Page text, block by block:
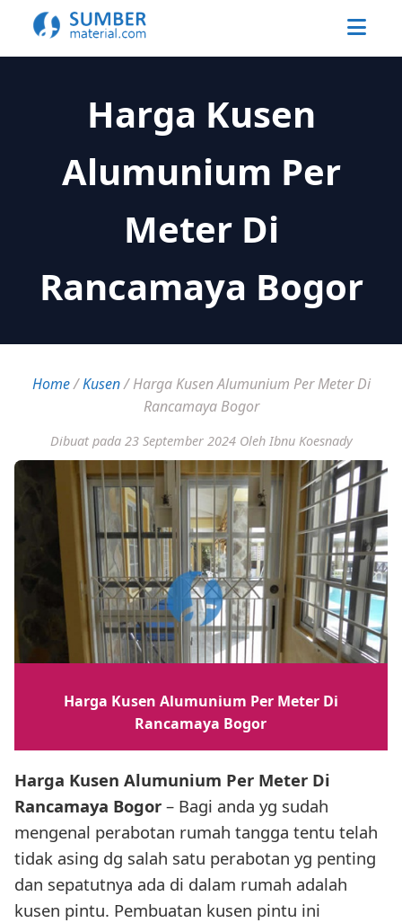
Harga Kusen
Alumunium Per
Meter Di
Rancamaya Bogor
Home/Kusen/Harga Kusen Alumunium Per Meter Di
Rancamaya Bogor
Dibuat pada 23 September 2024 Oleh Ibnu Koesnady
Harga Kusen Alumunium Per Meter Di
Rancamaya Bogor
Harga Kusen Alumunium Per Meter Di
Rancamaya Bogor – Bagi anda yg sudah
mengenal perabotan rumah tangga tentu telah
tidak asing dg salah satu perabotan yg penting
dan sepatutnya ada di dalam rumah adalah
kusen pintu. Pembuatan kusen pintu ini